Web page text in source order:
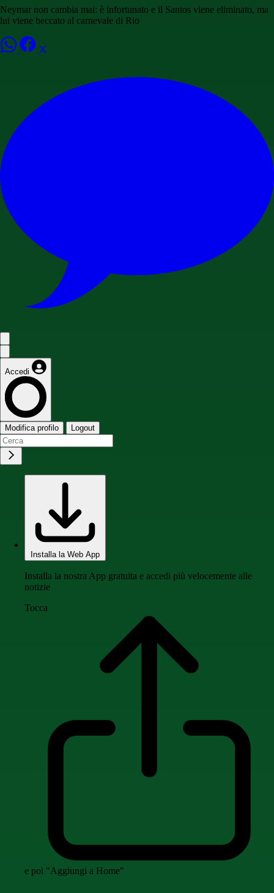
Neymar non cambia mai: è infortunato e il Santos viene eliminato, ma
lui viene beccato al carnevale di Rio
Accedi
Modifica profilo Logout
Installa la Web App
Installa la nostra App gratuita e accedi più velocemente alle
notizie
Tocca
e poi "Aggiungi a Home"